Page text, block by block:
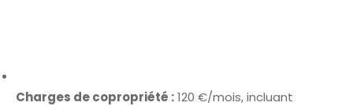
Charges de copropriété :120 €/mois, incluant